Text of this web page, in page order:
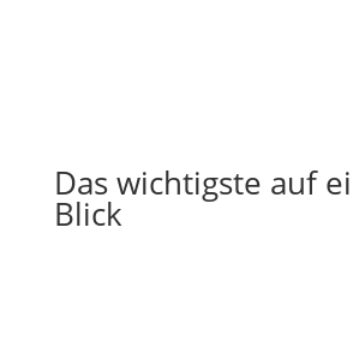
Das wichtigste auf
Blick